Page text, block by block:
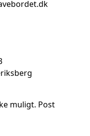
muligt. Post